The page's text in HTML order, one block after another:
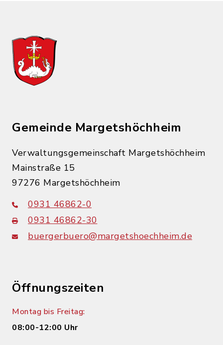
Gemeinde Margetshöchheim
Verwaltungsgemeinschaft Margetshöchheim
Mainstraße 15
97276 Margetshöchheim
0931 46862-0
0931 46862-30
buergerbuero@margetshoechheim.de
Öffnungszeiten
Montag bis Freitag:
08:00-12:00 Uhr